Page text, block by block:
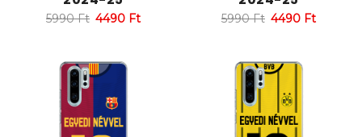
5990Ft 4490 Ft 5990Ft 4490 Ft